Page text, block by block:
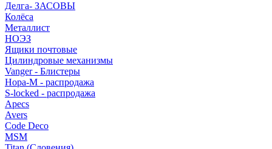
Делга- ЗАСОВЫ
Колёса
Металлист
НОЭЗ
Ящики почтовые
Цилиндровые механизмы
Vanger - Блистеры
Нора-М - распродажа
S-locked - распродажа
Apecs
Avers
Code Deco
MSM